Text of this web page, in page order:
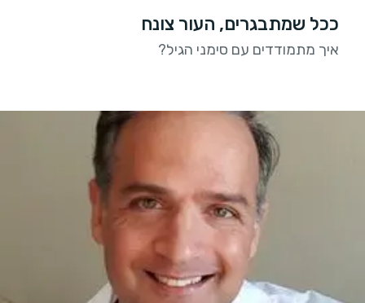
ככל שמתבגרים, העור צונח
איך מתמודדים עם סימני הגיל?